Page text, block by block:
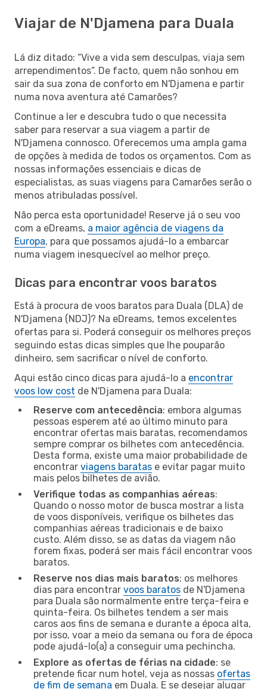
Viajar de N'Djamena para Duala
Lá diz ditado: “Vive a vida sem desculpas, viaja sem
arrependimentos”. De facto, quem não sonhou em
sair da sua zona de conforto em N'Djamena e partir
numa nova aventura até Camarões?
Continue a ler e descubra tudo o que necessita
saber para reservar a sua viagem a partir de
N'Djamena connosco. Oferecemos uma ampla gama
de opções à medida de todos os orçamentos. Com as
nossas informações essenciais e dicas de
especialistas, as suas viagens para Camarões serão o
menos atribuladas possível.
Não perca esta oportunidade! Reserve já o seu voo
com a eDreams, a maior agência de viagens da
Europa, para que possamos ajudá-lo a embarcar
numa viagem inesquecível ao melhor preço.
Dicas para encontrar voos baratos
Está à procura de voos baratos para Duala (DLA) de
N'Djamena (NDJ)? Na eDreams, temos excelentes
ofertas para si. Poderá conseguir os melhores preços
seguindo estas dicas simples que lhe pouparão
dinheiro, sem sacrificar o nível de conforto.
Aqui estão cinco dicas para ajudá-lo a encontrar
voos low cost de N'Djamena para Duala:
Reserve com antecedência: embora algumas
pessoas esperem até ao último minuto para
encontrar ofertas mais baratas, recomendamos
sempre comprar os bilhetes com antecedência.
Desta forma, existe uma maior probabilidade de
encontrar viagens baratas e evitar pagar muito
mais pelos bilhetes de avião.
Verifique todas as companhias aéreas:
Quando o nosso motor de busca mostrar a lista
de voos disponíveis, verifique os bilhetes das
companhias aéreas tradicionais e de baixo
custo. Além disso, se as datas da viagem não
forem fixas, poderá ser mais fácil encontrar voos
baratos.
Reserve nos dias mais baratos: os melhores
dias para encontrar voos baratos de N'Djamena
para Duala são normalmente entre terça-feira e
quinta-feira. Os bilhetes tendem a ser mais
caros aos fins de semana e durante a época alta,
por isso, voar a meio da semana ou fora de época
pode ajudá-lo(a) a conseguir uma pechincha.
Explore as ofertas de férias na cidade: se
pretende ficar num hotel, veja as nossas ofertas
de fim de semana em Duala. E se desejar alugar